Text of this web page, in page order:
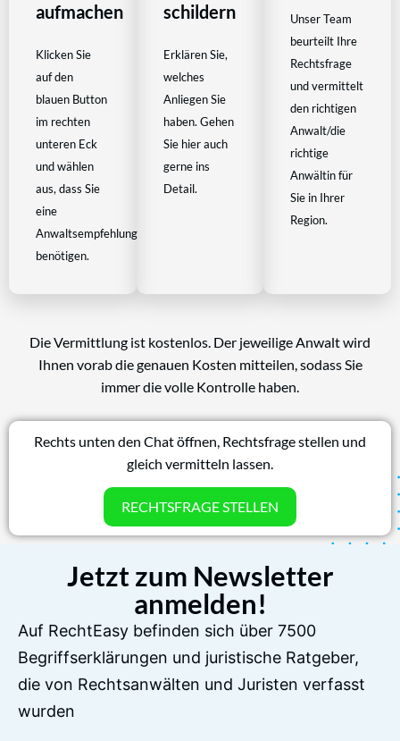
aufmachen
Klicken Sie
auf den
blauen Button
im rechten
unteren Eck
und wählen
aus, dass Sie
eine
Anwaltsempfehlung
benötigen.
schildern
Erklären Sie,
welches
Anliegen Sie
haben. Gehen
Sie hier auch
gerne ins
Detail.
Unser Team
beurteilt Ihre
Rechtsfrage
und vermittelt
den richtigen
Anwalt/die
richtige
Anwältin für
Sie in Ihrer
Region.
Die Vermittlung ist kostenlos. Der jeweilige Anwalt wird
Ihnen vorab die genauen Kosten mitteilen, sodass Sie
immer die volle Kontrolle haben.
Rechts unten den Chat öffnen, Rechtsfrage stellen und
gleich vermitteln lassen.
RECHTSFRAGE STELLEN
Jetzt zum Newsletter
anmelden!
Auf RechtEasy befinden sich über 7500
Begriffserklärungen und juristische Ratgeber,
die von Rechtsanwälten und Juristen verfasst
wurden